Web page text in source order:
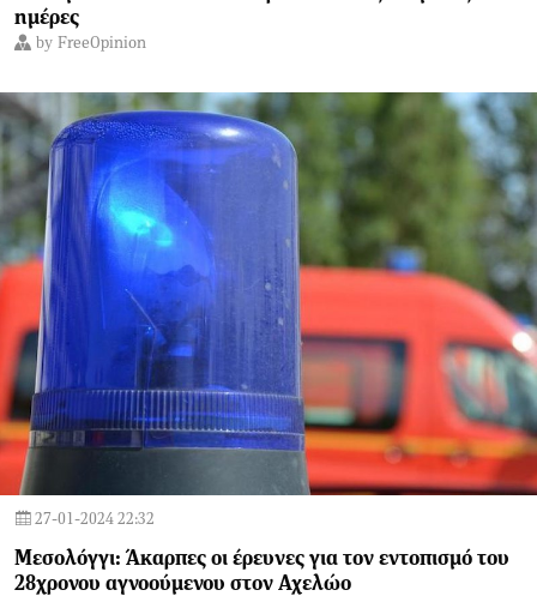
ημέρες
by FreeOpinion
27-01-2024 22:32
Μεσολόγγι: Άκαρπες οι έρευνες για τον εντοπισμό του
28χρονου αγνοούμενου στον Αχελώο